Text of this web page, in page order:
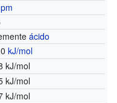
pm
ácido
kJ/mol
kJ/mol
kJ/mol
kJ/mol